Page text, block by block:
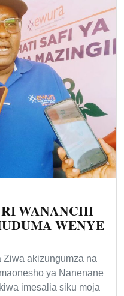
WANANCHI
WENYE
Ziwa akizungumza na
ya Nanenane
imesalia siku moja